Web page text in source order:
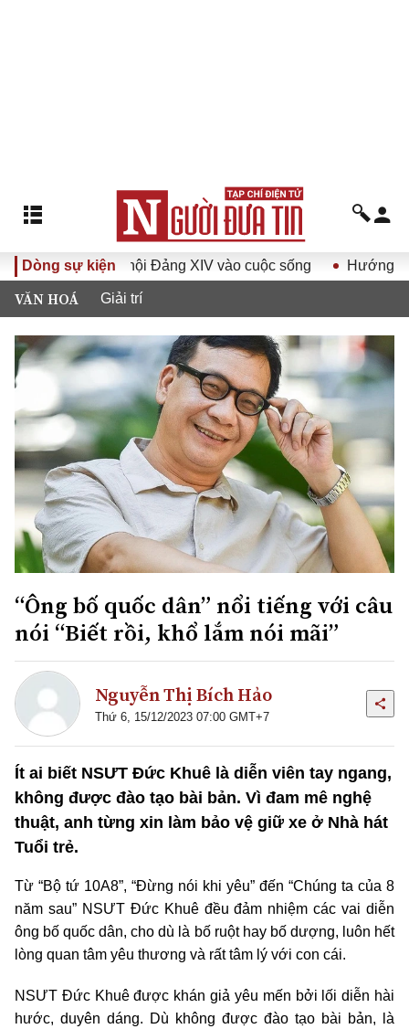
Dòng sự kiện
Đại hội Đảng XIV vào cuộc sống Hướng tới Đại hội
VĂN HOÁ Giải trí
“Ông bố quốc dân” nổi tiếng với câu
nói “Biết rồi, khổ lắm nói mãi”
Nguyễn Thị Bích Hảo
Thứ 6, 15/12/2023 07:00 GMT+7
Ít ai biết NSƯT Đức Khuê là diễn viên tay ngang,
không được đào tạo bài bản. Vì đam mê nghệ
thuật, anh từng xin làm bảo vệ giữ xe ở Nhà hát
Tuổi trẻ.
Từ “Bộ tứ 10A8”, “Đừng nói khi yêu” đến “Chúng ta của 8
năm sau” NSƯT Đức Khuê đều đảm nhiệm các vai diễn
ông bố quốc dân, cho dù là bố ruột hay bố dượng, luôn hết
lòng quan tâm yêu thương và rất tâm lý với con cái.
NSƯT Đức Khuê được khán giả yêu mến bởi lối diễn hài
hước, duyên dáng. Dù không được đào tạo bài bản, là